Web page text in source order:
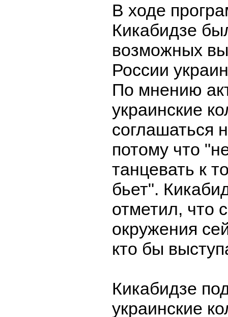
В ходе
Кикабидзе
возможных
России
По мнению
украинские
соглашаться
потому что
танцевать к
бьет".
отметил, что
окружения
кто бы
Кикабидзе
украинские